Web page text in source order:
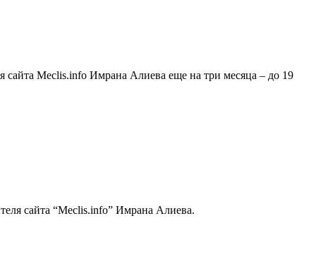
сайта Meclis.info Имрана Алиева еще на три месяца – до 19
сайта “Meclis.info” Имрана Алиева.